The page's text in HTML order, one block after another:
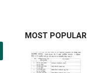
MOST POPULAR